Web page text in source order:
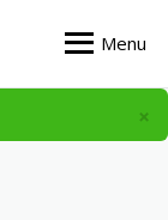
Menu
×